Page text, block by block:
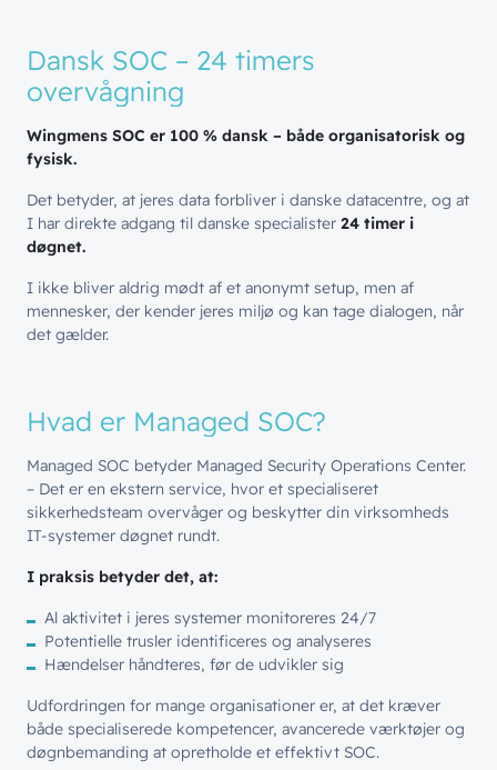
Dansk SOC – 24 timers
overvågning
Wingmens SOC er 100 % dansk – både organisatorisk og
fysisk.
Det betyder, at jeres data forbliver i danske datacentre, og at
I har direkte adgang til danske specialister 24 timer i
døgnet.
I ikke bliver aldrig mødt af et anonymt setup, men af
mennesker, der kender jeres miljø og kan tage dialogen, når
det gælder.
Hvad er Managed SOC?
Managed SOC betyder Managed Security Operations Center.
– Det er en ekstern service, hvor et specialiseret
sikkerhedsteam overvåger og beskytter din virksomheds
IT-systemer døgnet rundt.
I praksis betyder det, at:
Al aktivitet i jeres systemer monitoreres 24/7
Potentielle trusler identificeres og analyseres
Hændelser håndteres, før de udvikler sig
Udfordringen for mange organisationer er, at det kræver
både specialiserede kompetencer, avancerede værktøjer og
døgnbemanding at opretholde et effektivt SOC.